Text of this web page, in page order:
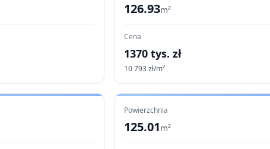
126.93m²
Cena
1370 tys. zł
10 793zł/m²
Powierzchnia
125.01m²